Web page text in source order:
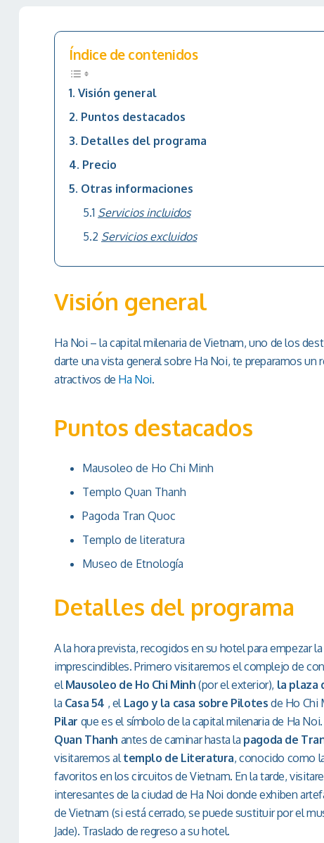
Índice de contenidos
Visión general
Puntos destacados
Detalles del programa
Precio
Otras informaciones
Servicios incluidos
Servicios excluidos
Visión general
Ha Noi – la capital milenaria de Vietnam, uno de los
darte una vista general sobre Ha Noi, te preparamos
atractivos de Ha Noi.
Puntos destacados
Mausoleo de Ho Chi Minh
Templo Quan Thanh
Pagoda Tran Quoc
Templo de literatura
Museo de Etnología
Detalles del programa
A la hora prevista, recogidos en su hotel para empezar
imprescindibles. Primero visitaremos el complejo de
elMausoleo de Ho Chi Minh (por el exterior), la plaza
la Casa 54 , el Lago y la casa sobre Pilotes de Ho Chi
Pilar que es el símbolo de la capital milenaria de Ha
Quan Thanh antes de caminar hasta la pagoda de
visitaremos altemplo de Literatura, conocido como
favoritos en los circuitos de Vietnam. En la tarde,
interesantes de la ciudad de Ha Noi donde exhiben
de Vietnam (si está cerrado, se puede sustituir por el
Jade). Traslado de regreso a su hotel.